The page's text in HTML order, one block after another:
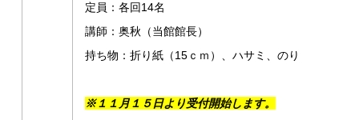
定員：各回14名
講師：奥秋（当館館長）
持ち物：折り紙（15ｃｍ）、ハサミ、のり
※１１月１５日より受付開始します。